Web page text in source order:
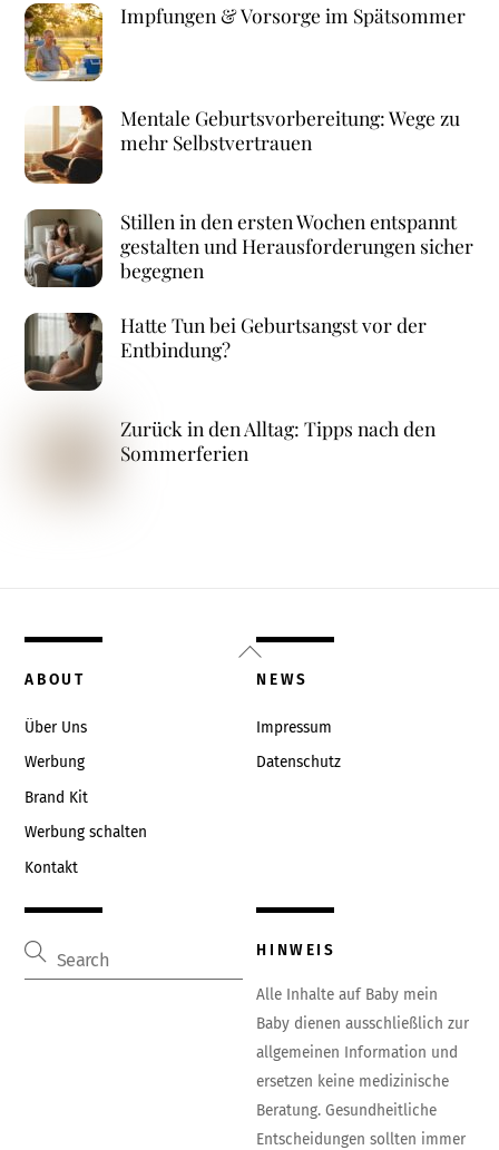
Impfungen & Vorsorge im Spätsommer
Mentale Geburtsvorbereitung: Wege zu
mehr Selbstvertrauen
Stillen in den ersten Wochen entspannt
gestalten und Herausforderungen sicher
begegnen
Hatte Tun bei Geburtsangst vor der
Entbindung?
Zurück in den Alltag: Tipps nach den
Sommerferien
Back
To
ABOUT
Über Uns
Werbung
Brand Kit
Werbung schalten
Kontakt
NEWS
Impressum
Datenschutz
HINWEIS
Alle Inhalte auf Baby mein
Baby dienen ausschließlich zur
allgemeinen Information und
ersetzen keine medizinische
Beratung. Gesundheitliche
Entscheidungen sollten immer